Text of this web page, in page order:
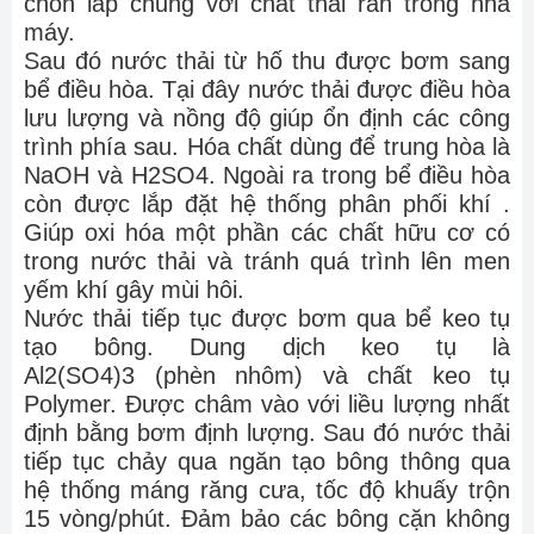
máy.
Sau đó nước thải từ hố thu được bơm sang
bể điều hòa. Tại đây nước thải được điều hòa
lưu lượng và nồng độ giúp ổn định các công
trình phía sau. Hóa chất dùng để trung hòa là
NaOH và H2SO4. Ngoài ra trong bể điều hòa
còn được lắp đặt hệ thống phân phối khí .
Giúp oxi hóa một phần các chất hữu cơ có
trong nước thải và tránh quá trình lên men
yếm khí gây mùi hôi.
Nước thải tiếp tục được bơm qua bể keo tụ
tạo bông. Dung dịch keo tụ là
Al2(SO4)3 (phèn nhôm) và chất keo tụ
Polymer. Được châm vào với liều lượng nhất
định bằng bơm định lượng. Sau đó nước thải
tiếp tục chảy qua ngăn tạo bông thông qua
hệ thống máng răng cưa, tốc độ khuấy trộn
15 vòng/phút. Đảm bảo các bông cặn không